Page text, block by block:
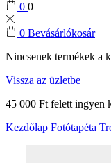
0 0
0 Bevásárlókosár
Nincsenek termékek a
Vissza az üzletbe
45 000 Ft felett ingyen
Kezdőlap Fotótapéta